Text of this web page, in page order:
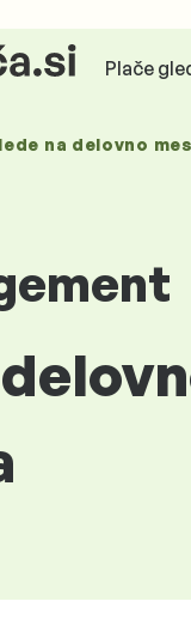
Plače
na delovno